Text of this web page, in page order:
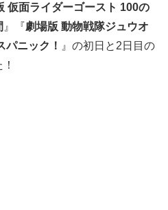
仮面ライダーゴースト 100の
』『劇場版 動物戦隊ジュウオ
パニック！ 』の初日と2日目の